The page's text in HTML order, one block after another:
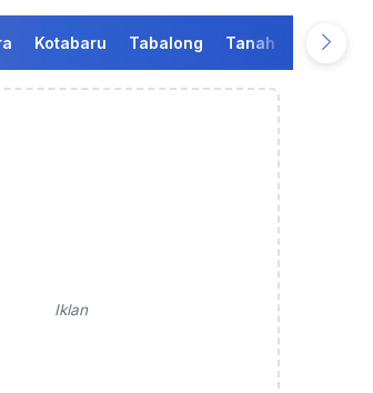
Kotabaru Tabalong Tanah Bumbu
Iklan